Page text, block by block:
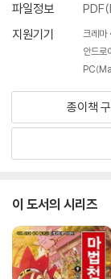
파일정보
지원기기
크레마
안드로
종이책
이 도서의 시리즈